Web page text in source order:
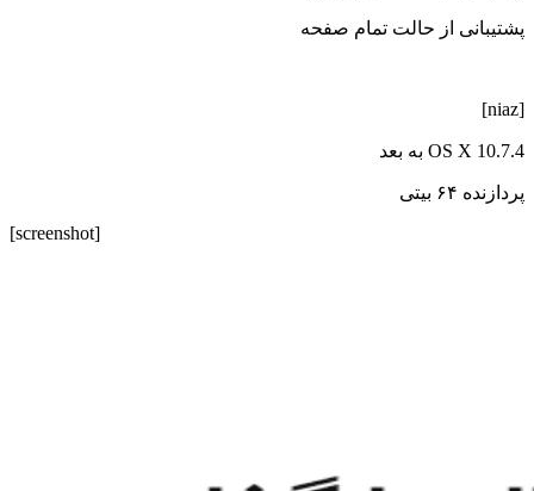
پشتیبانی از حالت تمام صفحه
[niaz]
OS X 10.7.4 به بعد
پردازنده ۶۴ بیتی
[screenshot]